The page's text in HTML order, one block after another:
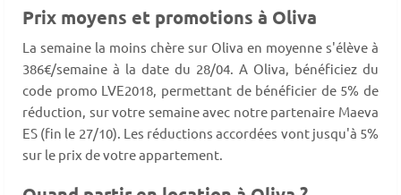
Prix moyens et promotions à Oliva
La semaine la moins chère sur Oliva en moyenne s'élève à
386€/semaine à la date du 28/04. A Oliva, bénéficiez du
code promo LVE2018, permettant de bénéficier de 5% de
réduction, sur votre semaine avec notre partenaire Maeva
ES (fin le 27/10). Les réductions accordées vont jusqu'à 5%
sur le prix de votre appartement.